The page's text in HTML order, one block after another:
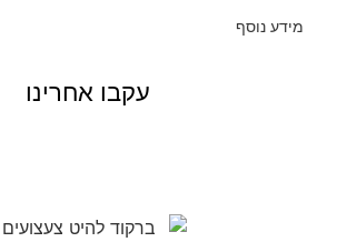
מידע נוסף
עקבו אחרינו